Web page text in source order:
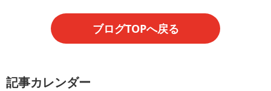
ブログTOPへ戻る
記事カレンダー